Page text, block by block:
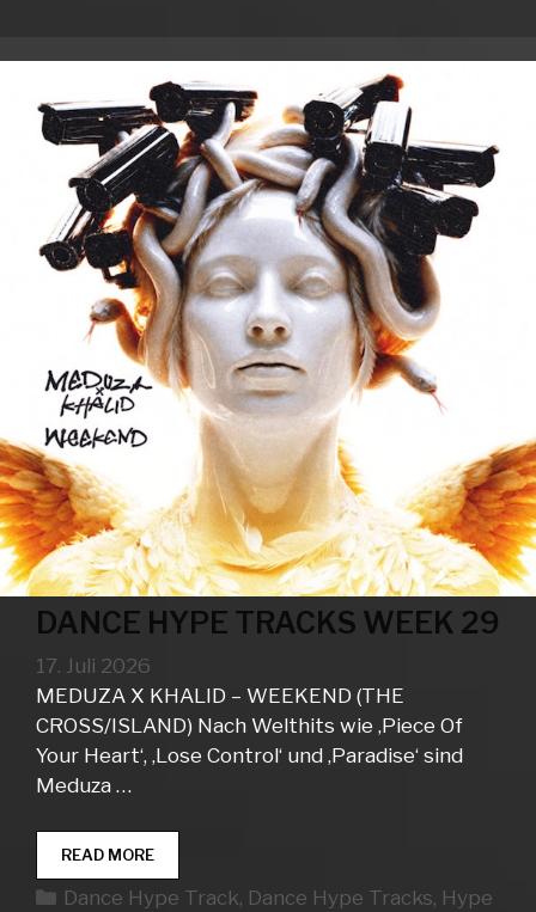
DANCE HYPE TRACKS WEEK 29
17. Juli 2026
MEDUZA X KHALID – WEEKEND (THE
CROSS/ISLAND) Nach Welthits wie ‚Piece Of
Your Heart‘, ‚Lose Control‘ und ‚Paradise‘ sind
Meduza …
READ MOREDANCE
HYPE
TRACKS
Kategorien
Dance Hype Track, Dance Hype Tracks, Hype